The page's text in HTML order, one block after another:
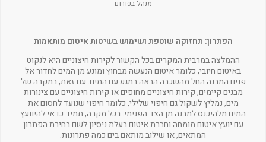
מנהל בפורום
הפתרון: תחזוקה שוטפת ושימוש בשיטות איטום מותאמות
ההמלצה במרבית המקרים בכל הקשור לקירות חיצוניים היא לנקוט
באיטום חיובי, כלומר איטום הנעשה מבחוץ ומונע מן המים לחדור אל
פנים המבנה החל מהשכבה הבאה במגע עם המים. עם זאת, במקרה של
מבנים קיימים, קירות חיצוניים מחופים או קירות חיצוניים עם צינורות
מים, נמליץ לשקול גם חיפוי שלילי, כלומר חיפוי שנועד לחסום את
המים מלהיכנס למבנה מן הצד הפנימי. בכל מקרה, תמיד כדאי להיוועץ
עם יועץ איטום מומחה וחברת איטום בעלת ניסיון לשם בחירת הפתרון
המתאים, או שילוב מותאם בים כמה פתרונות.